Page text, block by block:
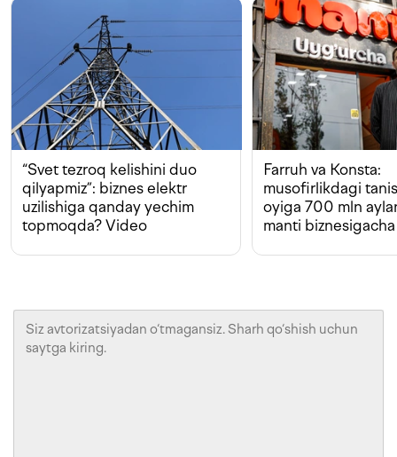
“Svet tezroq kelishini duo
qilyapmiz”: biznes elektr
uzilishiga qanday yechim
topmoqda? Video
Farruh va Konsta:
musofirlikdagi
oyiga 700 mln
manti biznesigacha